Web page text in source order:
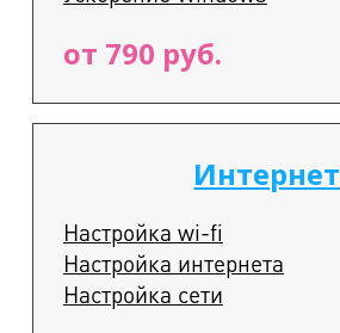
от 790 руб.
Интернет
Настройка wi-fi
Настройка интернета
Настройка сети